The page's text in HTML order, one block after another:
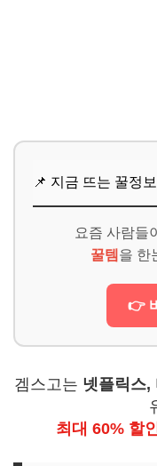
📌 지금 뜨는 꿀정
요즘 사람들
꿀템 을 한
👉
겜스고는 넷플릭스,
최대 60% 할